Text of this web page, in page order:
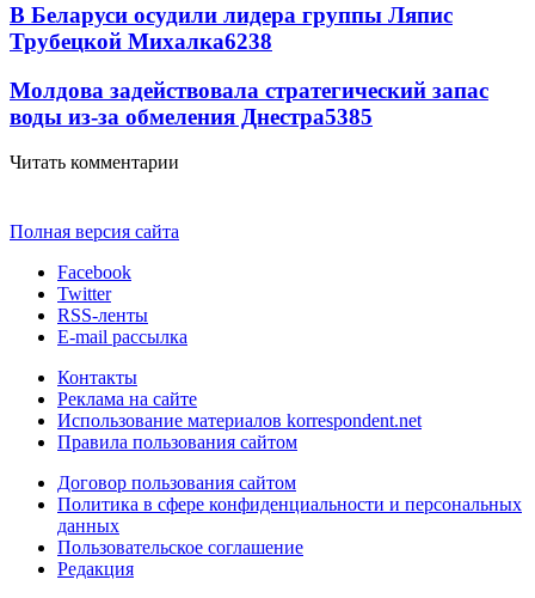
В Беларуси осудили лидера группы Ляпис
Трубецкой Михалка6238
Молдова задействовала стратегический запас
воды из-за обмеления Днестра5385
Читать комментарии
Полная версия сайта
Facebook
Twitter
RSS-ленты
E-mail рассылка
Контакты
Реклама на сайте
Использование материалов korrespondent.net
Правила пользования сайтом
Договор пользования сайтом
Политика в сфере конфиденциальности и персональных
данных
Пользовательское соглашение
Редакция